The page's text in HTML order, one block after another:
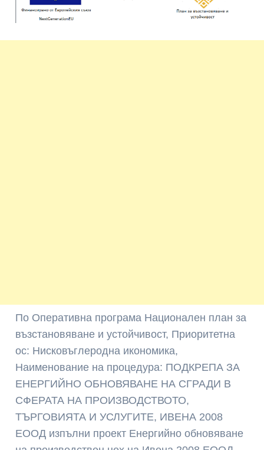
По Оперативна програма Национален план за
възстановяване и устойчивост, Приоритетна
ос: Нисковъглеродна икономика,
Наименование на процедура: ПОДКРЕПА ЗА
ЕНЕРГИЙНО ОБНОВЯВАНЕ НА СГРАДИ В
СФЕРАТА НА ПРОИЗВОДСТВОТО,
ТЪРГОВИЯТА И УСЛУГИТЕ, ИВЕНА 2008
ЕООД изпълни проект Енергийно обновяване